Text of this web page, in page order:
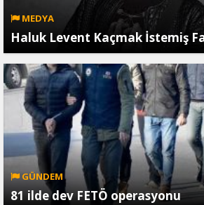
MEDYA
Haluk Levent Kaçmak İstemiş
GÜNDEM
81 ilde dev FETÖ operasyonu